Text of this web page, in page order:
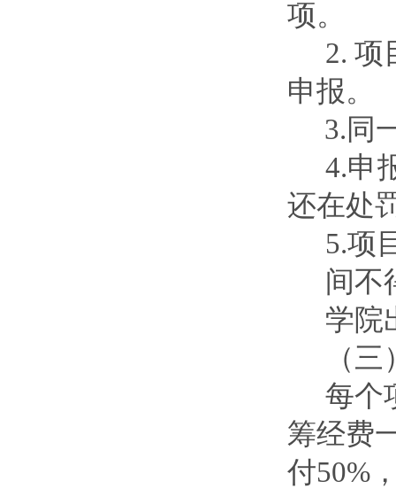
项。
2. 项
申报。
3.同
4.申
还在处
5.项
间不
学院
（
每个
筹经费
付50%